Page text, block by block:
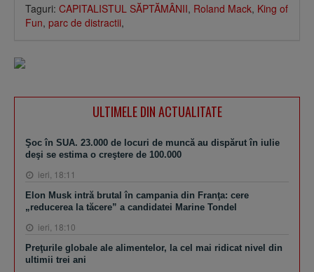
Taguri: CAPITALISTUL SĂPTĂMÂNII, Roland Mack, King of
Fun, parc de distractii,
ULTIMELE DIN ACTUALITATE
Şoc în SUA. 23.000 de locuri de muncă au dispărut în iulie
deşi se estima o creştere de 100.000
ieri, 18:11
Elon Musk intră brutal în campania din Franţa: cere
„reducerea la tăcere” a candidatei Marine Tondel
ieri, 18:10
Preţurile globale ale alimentelor, la cel mai ridicat nivel din
ultimii trei ani